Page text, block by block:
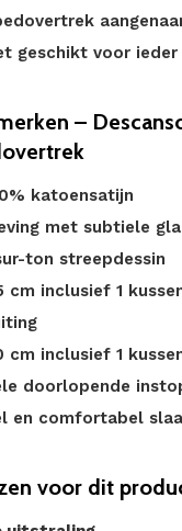
geschikt voor ieder
–
katoensatijn
met subtiele
ton streepdessin
cm inclusief 1
cm inclusief 1
doorlopende
en comfortabel
voor dit